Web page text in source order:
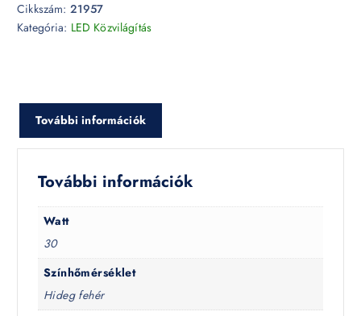
Cikkszám: 21957
Kategória: LED Közvilágítás
További információk
További információk
Watt
30
Színhőmérséklet
Hideg fehér